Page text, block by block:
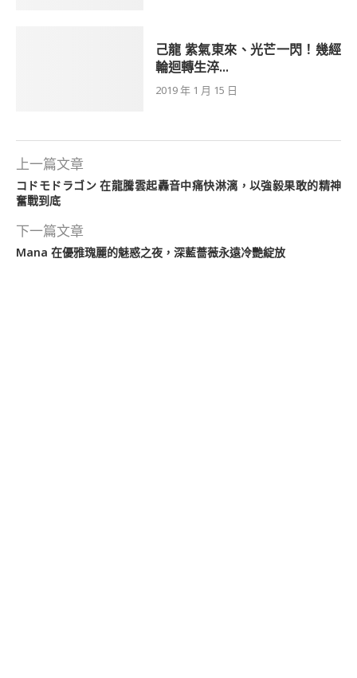
己龍 紫氣東來、光芒一閃！幾經
輪迴轉生淬...
2019 年 1 月 15 日
上一篇文章
コドモドラゴン 在龍騰雲起轟音中痛快淋漓，以強毅果敢的精神
奮戰到底
下一篇文章
Mana 在優雅瑰麗的魅惑之夜，深藍薔薇永遠冷艷綻放